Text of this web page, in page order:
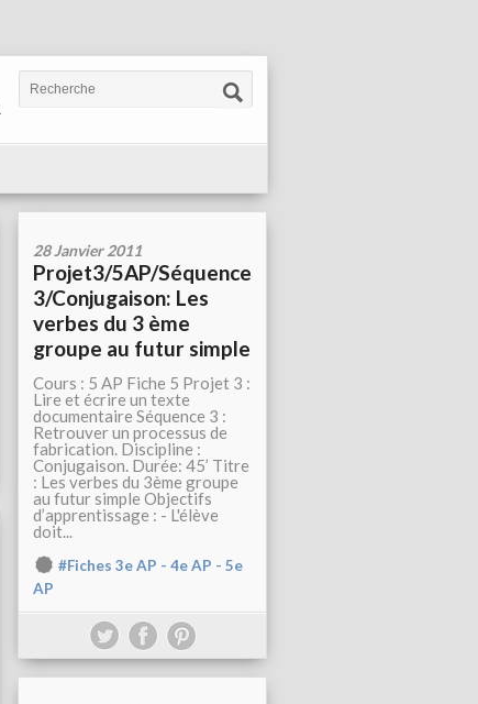
28 Janvier 2011
Projet3/5AP/Séquence
3/Conjugaison: Les
verbes du 3 ème
groupe au futur simple
Cours : 5 AP Fiche 5 Projet 3 :
Lire et écrire un texte
documentaire Séquence 3 :
Retrouver un processus de
fabrication. Discipline :
Conjugaison. Durée: 45’ Titre
: Les verbes du 3ème groupe
au futur simple Objectifs
d’apprentissage : - L'élève
doit...
#Fiches 3e AP - 4e AP - 5e
AP